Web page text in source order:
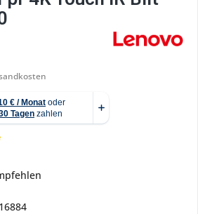
16884